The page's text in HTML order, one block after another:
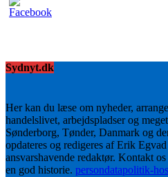
Sydnyt.dk
Her kan du læse om nyheder,
handelslivet, arbejdspladser og
Sønderborg, Tønder, Danmark og
opdateres og redigeres af Erik
ansvarshavende redaktør. Kontakt
en god historie. persondatapolitik-